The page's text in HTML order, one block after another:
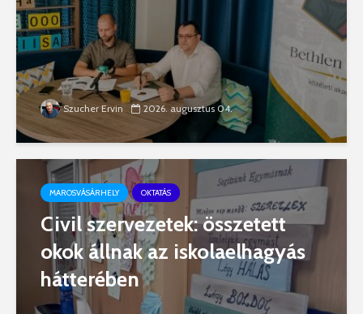
Szucher Ervin 2026. augusztus 04.
MAROSVÁSÁRHELY OKTATÁS
Civil szervezetek: összetett
okok állnak az iskolaelhagyás
hátterében